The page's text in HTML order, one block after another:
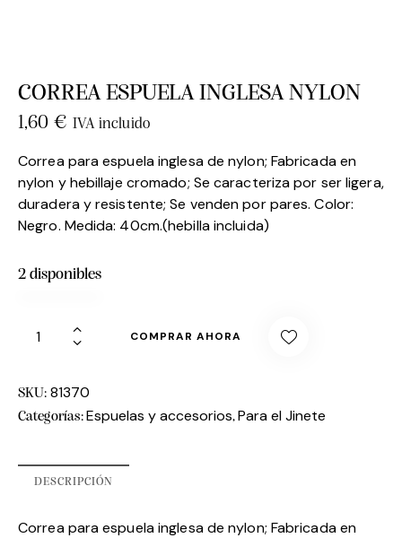
CORREA ESPUELA INGLESA NYLON
1,60 € IVA incluido
Correa para espuela inglesa de nylon; Fabricada en
nylon y hebillaje cromado; Se caracteriza por ser ligera,
duradera y resistente; Se venden por pares. Color:
Negro. Medida: 40cm.(hebilla incluida)
2 disponibles
COMPRAR AHORA
SKU: 81370
Categorías: Espuelas y accesorios, Para el Jinete
DESCRIPCIÓN
Correa para espuela inglesa de nylon; Fabricada en